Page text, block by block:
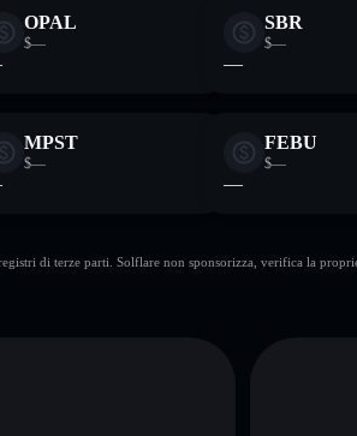
OPAL
$—
SBR
$—
—
MPST
$—
FEBU
$—
—
di terze parti. Solflare non sponsorizza, verifica la